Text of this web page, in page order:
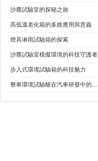
沙塵試驗室的探秘之旅
高低溫老化箱的多維應用與意義
燈具淋雨試驗箱的探索
沙塵試驗室模擬環境的科技守護者
步入式環境試驗箱的科技魅力
整車環境試驗艙在汽車研發中的作用